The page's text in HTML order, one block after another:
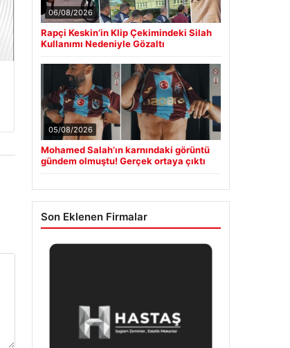
06/08/2026
Rapçi Keskin’in Klip Çekimindeki Silah
Kullanımı Nedeniyle Gözaltı
05/08/2026
Mohamed Salah’ın karnındaki görüntü
gündem olmuştu! Gerçek ortaya çıktı
Son Eklenen Firmalar